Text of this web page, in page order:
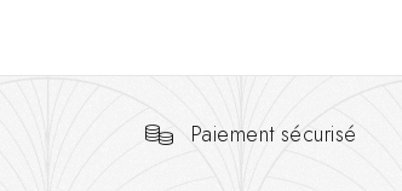
Paiement sécurisé